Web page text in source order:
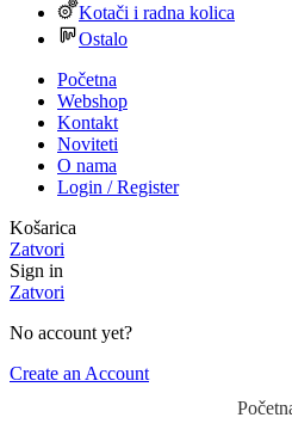
Kotači i radna kolica
Ostalo
Početna
Webshop
Kontakt
Noviteti
O nama
Login / Register
Košarica
Zatvori
Sign in
Zatvori
No account yet?
Create an Account